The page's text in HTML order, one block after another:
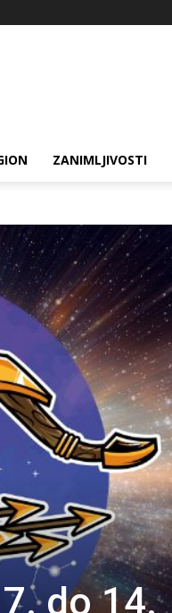
ZANIMLJIVOSTI
do 14.